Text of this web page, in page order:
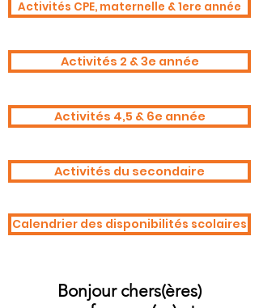
Activités CPE, maternelle & 1ere année
Activités 2 & 3e année
Activités 4,5 & 6e année
Activités du secondaire
Calendrier des disponibilités scolaires
Bonjour chers(ères)